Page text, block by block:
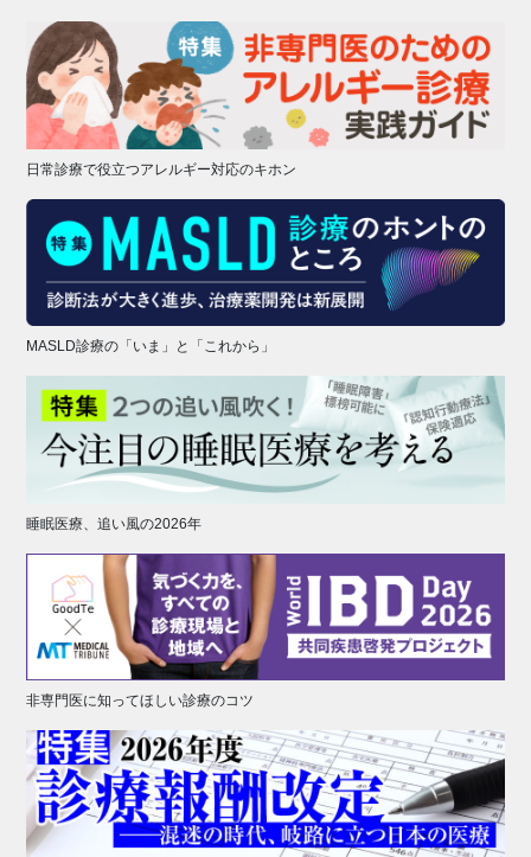
日常診療で役立つアレルギー対応のキホン
MASLD診療の「いま」と「これから」
睡眠医療、追い風の2026年
非専門医に知ってほしい診療のコツ